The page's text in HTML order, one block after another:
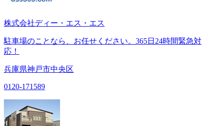
株式会社ディー・エス・エス
駐車場のことなら、お任せください。365日24時間緊急対
応！
兵庫県神戸市中央区
0120-171589